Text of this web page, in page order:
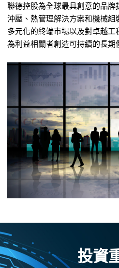
聯德控股為全球最具創意的品牌
沖壓、熱管理解決方案和機械組
多元化的終端市場以及對卓越工
為利益相關者創造可持續的長期
投資